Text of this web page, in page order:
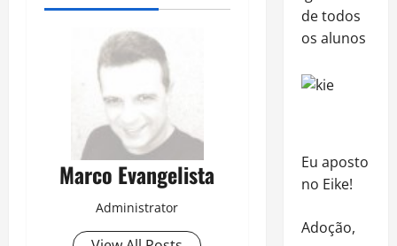
Marco Evangelista
Administrator
de todos
os alunos
Eu aposto
no Eike!
Adoção,